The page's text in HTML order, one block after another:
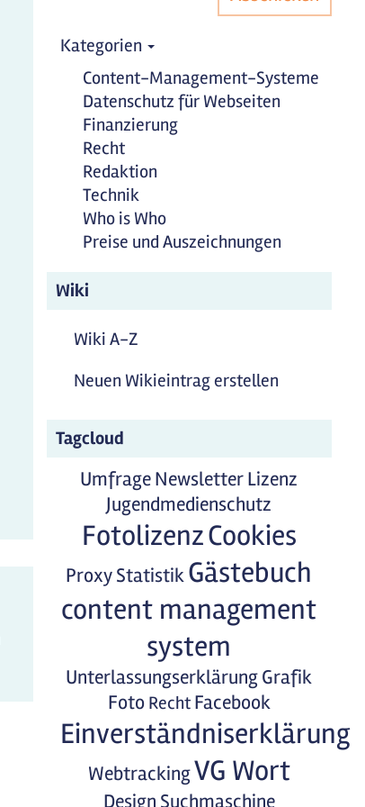
Kategorien
Content-Management-Systeme
Datenschutz für Webseiten
Finanzierung
Recht
Redaktion
Technik
Who is Who
Preise und Auszeichnungen
Wiki
Wiki A-Z
Neuen Wikieintrag erstellen
Tagcloud
UmfrageNewsletterLizenz
Jugendmedienschutz
FotolizenzCookies
ProxyStatistikGästebuch
content management
system
UnterlassungserklärungGrafik
Foto Recht Facebook
Einverständniserklärung
WebtrackingVG Wort
Design Suchmaschine